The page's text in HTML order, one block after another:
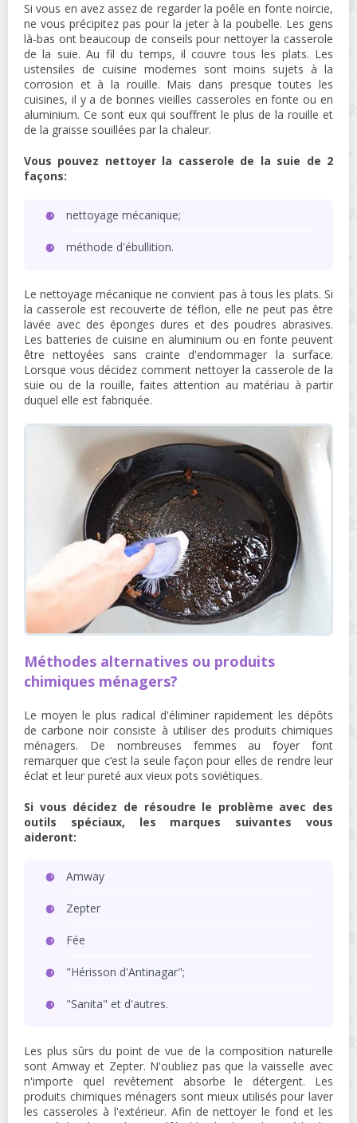
Si vous en avez assez de regarder la poêle en fonte noircie,
ne vous précipitez pas pour la jeter à la poubelle. Les gens
là-bas ont beaucoup de conseils pour nettoyer la casserole
de la suie. Au fil du temps, il couvre tous les plats. Les
ustensiles de cuisine modernes sont moins sujets à la
corrosion et à la rouille. Mais dans presque toutes les
cuisines, il y a de bonnes vieilles casseroles en fonte ou en
aluminium. Ce sont eux qui souffrent le plus de la rouille et
de la graisse souillées par la chaleur.
Vous pouvez nettoyer la casserole de la suie de 2
façons:
nettoyage mécanique;
méthode d'ébullition.
Le nettoyage mécanique ne convient pas à tous les plats. Si
la casserole est recouverte de téflon, elle ne peut pas être
lavée avec des éponges dures et des poudres abrasives.
Les batteries de cuisine en aluminium ou en fonte peuvent
être nettoyées sans crainte d'endommager la surface.
Lorsque vous décidez comment nettoyer la casserole de la
suie ou de la rouille, faites attention au matériau à partir
duquel elle est fabriquée.
Méthodes alternatives ou produits
chimiques ménagers?
Le moyen le plus radical d'éliminer rapidement les dépôts
de carbone noir consiste à utiliser des produits chimiques
ménagers. De nombreuses femmes au foyer font
remarquer que c’est la seule façon pour elles de rendre leur
éclat et leur pureté aux vieux pots soviétiques.
Si vous décidez de résoudre le problème avec des
outils spéciaux, les marques suivantes vous
aideront:
Amway
Zepter
Fée
"Hérisson d'Antinagar";
"Sanita" et d'autres.
Les plus sûrs du point de vue de la composition naturelle
sont Amway et Zepter. N'oubliez pas que la vaisselle avec
n'importe quel revêtement absorbe le détergent. Les
produits chimiques ménagers sont mieux utilisés pour laver
les casseroles à l'extérieur. Afin de nettoyer le fond et les